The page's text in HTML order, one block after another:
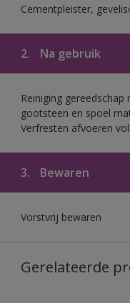
Cementpleister,
2. Na gebruik
Reiniging
gootsteen en spoel
Verfresten afvoeren
3. Bewaren
Vorstvrij bewaren
Gerelateerde